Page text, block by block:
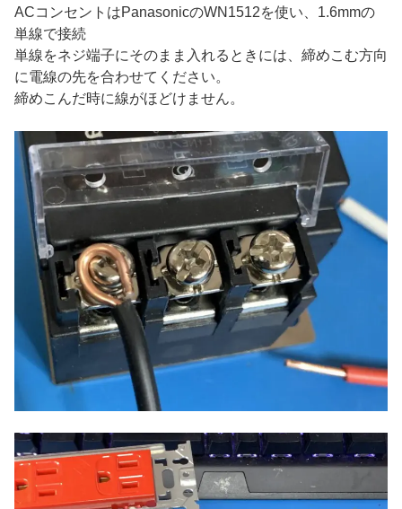
ACコンセントはPanasonicのWN1512を使い、1.6mmの
単線で接続
単線をネジ端子にそのまま入れるときには、締めこむ方向
に電線の先を合わせてください。
締めこんだ時に線がほどけません。